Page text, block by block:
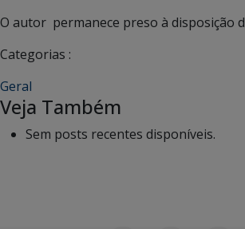
O autor permanece preso à disposição
Categorias :
Geral
Veja Também
Sem posts recentes disponíveis.